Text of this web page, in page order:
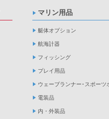
マリン用品
艇体オプション
航海計器
フィッシング
プレイ用品
ウェーブランナー･スポーツ
電装品
内・外装品